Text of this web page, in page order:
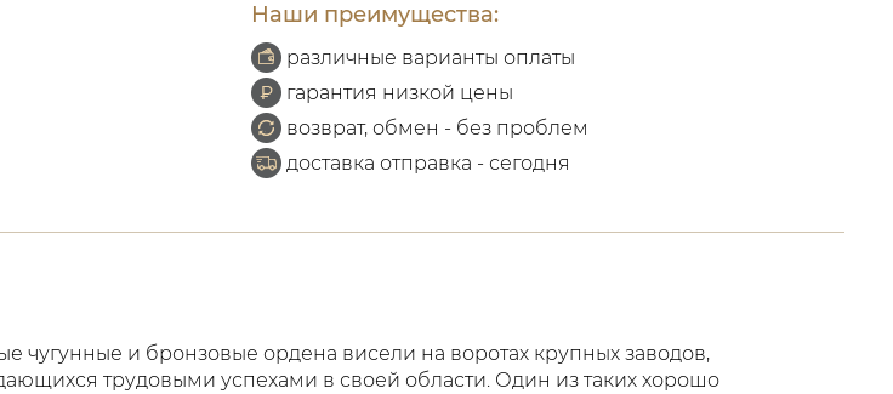
Наши преимущества:
различные варианты оплаты
гарантия низкой цены
возврат, обмен - без проблем
доставка отправка - сегодня
чугунные и бронзовые ордена висели на воротах крупных заводов,
трудовыми успехами в своей области. Один из таких хорошо